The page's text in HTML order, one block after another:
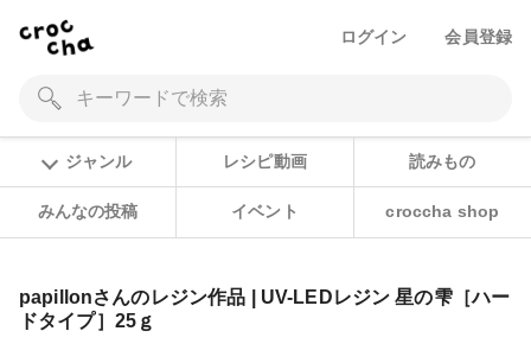
ログイン 会員登録
ジャンル レシピ動画 読みもの
みんなの投稿 イベント croccha shop
papillonさんのレジン作品 | UV-LEDレジン 星の雫［ハー
ドタイプ］25ｇ